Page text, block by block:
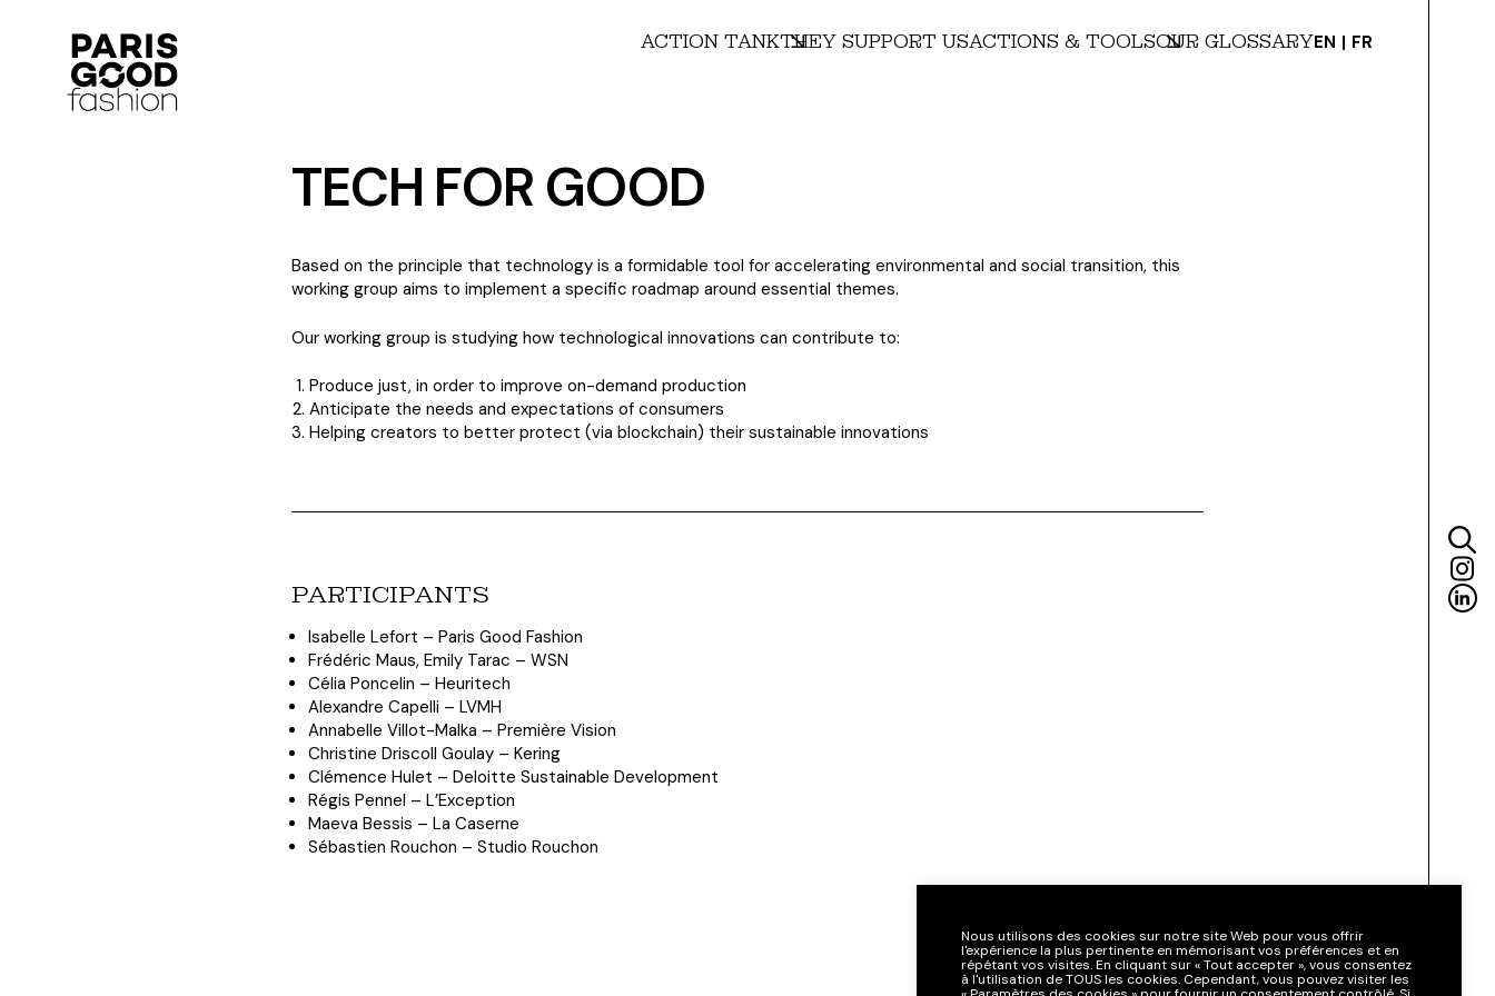
ACTION TANKTHEY SUPPORT USACTIONS & TOOLSOUR GLOSSARYEN FR
TECH FOR GOOD
Based on the principle that technology is a formidable tool for accelerating environmental and social transition, this
working group aims to implement a specific roadmap around essential themes.
Our working group is studying how technological innovations can contribute to:
Produce just, in order to improve on-demand production
Anticipate the needs and expectations of consumers
Helping creators to better protect (via blockchain) their sustainable innovations
PARTICIPANTS
Isabelle Lefort – Paris Good Fashion
Frédéric Maus, Emily Tarac – WSN
Célia Poncelin – Heuritech
Alexandre Capelli – LVMH
Annabelle Villot-Malka – Première Vision
Christine Driscoll Goulay – Kering
Clémence Hulet – Deloitte Sustainable Development
Régis Pennel – L’Exception
Maeva Bessis – La Caserne
Sébastien Rouchon – Studio Rouchon
Nous utilisons des cookies sur notre site Web pour vous offrir
l'expérience la plus pertinente en mémorisant vos préférences et en
répétant vos visites. En cliquant sur « Tout accepter », vous consentez
à l'utilisation de TOUS les cookies. Cependant, vous pouvez visiter les